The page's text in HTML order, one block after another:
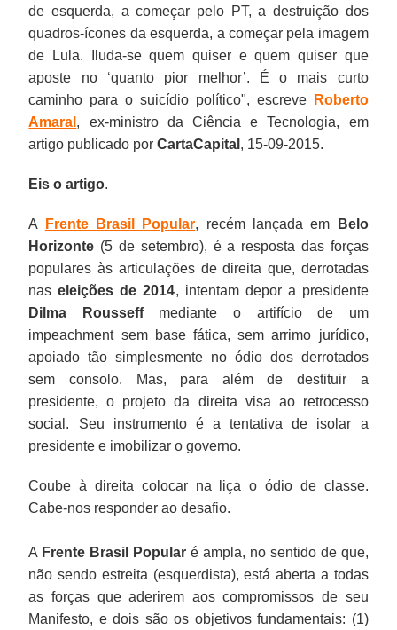
de esquerda, a começar pelo PT, a destruição dos
quadros-ícones da esquerda, a começar pela imagem
de Lula. Iluda-se quem quiser e quem quiser que
aposte no ‘quanto pior melhor’. É o mais curto
caminho para o suicídio político", escreve
Roberto
Amaral , ex-ministro da Ciência e Tecnologia, em
artigo publicado porCartaCapital , 15-09-2015.
Eis o artigo.
A Frente Brasil Popular, recém lançada em
Belo
Horizonte (5 de setembro), é a resposta das forças
populares às articulações de direita que, derrotadas
naseleições de 2014, intentam depor a presidente
Dilma Rousseffmediante o artifício de um
impeachment sem base fática, sem arrimo jurídico,
apoiado tão simplesmente no ódio dos derrotados
sem consolo. Mas, para além de destituir a
presidente, o projeto da direita visa ao retrocesso
social. Seu instrumento é a tentativa de isolar a
presidente e imobilizar o governo.
Coube à direita colocar na liça o ódio de classe.
Cabe-nos responder ao desafio.
A Frente Brasil Popular é ampla, no sentido de que,
não sendo estreita (esquerdista), está aberta a todas
as forças que aderirem aos compromissos de seu
Manifesto, e dois são os objetivos fundamentais: (1)